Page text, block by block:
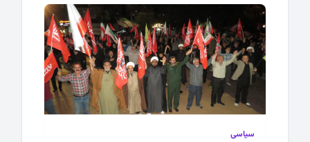
سیاسی